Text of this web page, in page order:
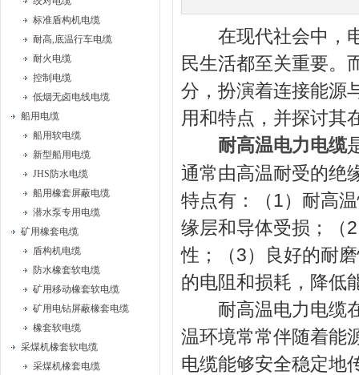
标准盾构机电缆
耐高,底温行车电缆
耐火电缆
控制电缆
低烟无卤电线电缆
船用电缆
船用软电缆
新型船用电缆
JHS防水电缆
船用橡套屏蔽电缆
潜水泵专用电缆
矿用橡套电缆
盾构机电缆
防水橡套软电缆
矿用移动橡套软电缆
矿用电钻屏蔽橡套电缆
橡套软电缆
采煤机橡套软电缆
采煤机橡套电缆
在现代社会中，电
民生活都至关重要。
分，扮演着连接能源
用和特点，并探讨其
耐高温电力电缆
通常由高温耐受的绝
特点有：（1）耐高
缘层和导体受损；（
性；（3）良好的耐
的电阻和损耗，降低
耐高温电力电缆在
温环境常常伴随着能
电缆能够安全稳定地